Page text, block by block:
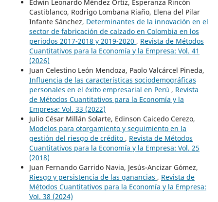
Edwin Leonardo Méndez Ortiz, Esperanza Rincón
Castiblanco, Rodrigo Lombana Riaño, Elena del Pilar
Infante Sánchez, Determinantes de la innovación en el
sector de fabricación de calzado en Colombia en los
periodos 2017-2018 y 2019-2020 , Revista de Métodos
Cuantitativos para la Economía y la Empresa: Vol. 41
(2026)
Juan Celestino León Mendoza, Paolo Valcárcel Pineda,
Influencia de las características sociodemográficas
personales en el éxito empresarial en Perú , Revista
de Métodos Cuantitativos para la Economía y la
Empresa: Vol. 33 (2022)
Julio César Millán Solarte, Edinson Caicedo Cerezo,
Modelos para otorgamiento y seguimiento en la
gestión del riesgo de crédito , Revista de Métodos
Cuantitativos para la Economía y la Empresa: Vol. 25
(2018)
Juan Fernando Garrido Navia, Jesús-Ancizar Gómez,
Riesgo y persistencia de las ganancias , Revista de
Métodos Cuantitativos para la Economía y la Empresa:
Vol. 38 (2024)